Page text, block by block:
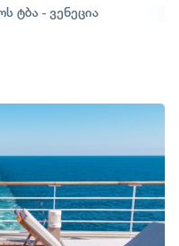
ტბა - ვენეცია